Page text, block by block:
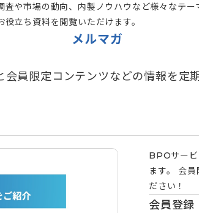
査や市場の動向、内製ノウハウなど様々なテー
役立ち資料を閲覧いただけます。
メルマガ
員限定コンテンツなどの情報を定
BPOサービ
ます。 会
ださい！
会員登録